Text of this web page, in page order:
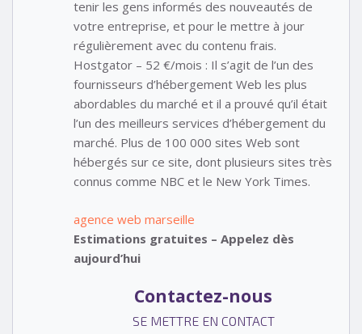
tenir les gens informés des nouveautés de
votre entreprise, et pour le mettre à jour
régulièrement avec du contenu frais.
Hostgator – 52 €/mois : Il s’agit de l’un des
fournisseurs d’hébergement Web les plus
abordables du marché et il a prouvé qu’il était
l’un des meilleurs services d’hébergement du
marché. Plus de 100 000 sites Web sont
hébergés sur ce site, dont plusieurs sites très
connus comme NBC et le New York Times.
agence web marseille
Estimations gratuites – Appelez dès
aujourd’hui
Contactez-nous
SE METTRE EN CONTACT